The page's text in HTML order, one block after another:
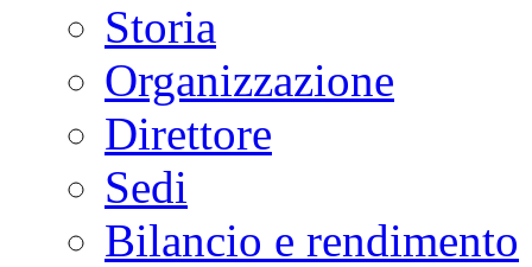
Storia
Organizzazione
Direttore
Sedi
Bilancio e rendimento